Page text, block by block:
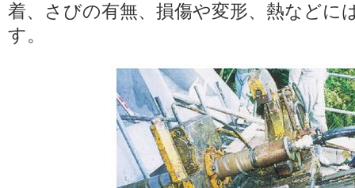
着、さびの有無、損傷や変形、熱などに
す。